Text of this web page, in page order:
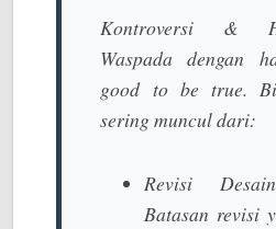
Kontroversi &
Waspada dengan
good to be true.
sering muncul dari:
Revisi
Batasan revisi